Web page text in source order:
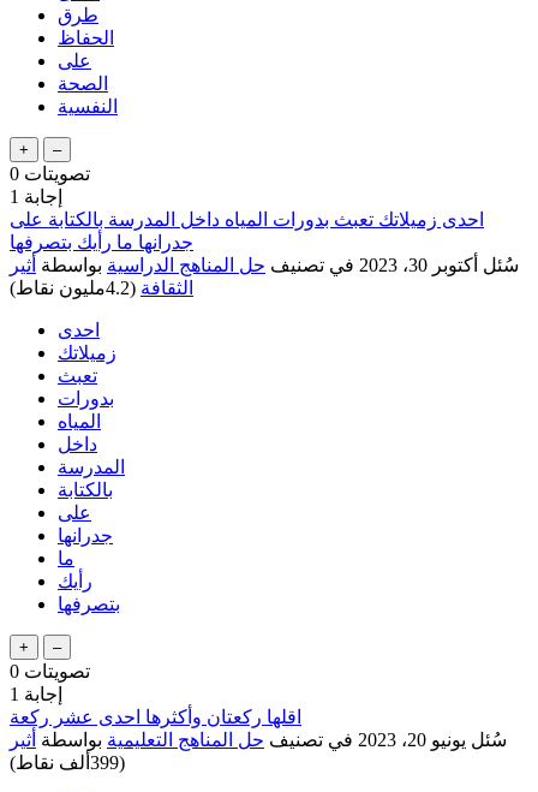
طرق
الحفاظ
على
الصحة
النفسية
0 تصويتات
1 إجابة
احدى زميلاتك تعبث بدورات المياه داخل المدرسة بالكتابة على
جدرانها ما رأيك بتصرفها
سُئل أكتوبر 30، 2023 في تصنيف حل المناهج الدراسية بواسطة أثير
الثقافة (4.2مليون نقاط)
احدى
زميلاتك
تعبث
بدورات
المياه
داخل
المدرسة
بالكتابة
على
جدرانها
ما
رأيك
بتصرفها
0 تصويتات
1 إجابة
اقلها ركعتان وأكثرها احدى عشر ركعة
سُئل يونيو 20، 2023 في تصنيف حل المناهج التعليمية بواسطة أثير
(399ألف نقاط)